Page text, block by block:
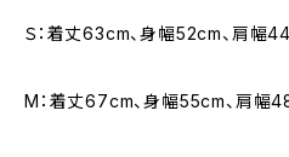
Ｓ：着丈63cm、身幅52cm、肩幅
M：着丈67cm、身幅55cm、肩幅